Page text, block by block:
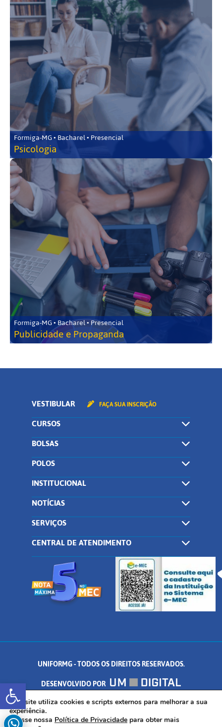
Abrir a barra de ferramentas
Formiga-MG • Bacharel • Presencial
Psicologia
Formiga-MG • Bacharel • Presencial
Publicidade e Propaganda
VESTIBULAR FAÇA SUA INSCRIÇÃO
CURSOS
BOLSAS
POLOS
INSTITUCIONAL
NOTÍCIAS
SERVIÇOS
CENTRAL DE ATENDIMENTO
UNIFORMG - TODOS OS DIREITOS RESERVADOS.
DESENVOLVIDO POR
AV. DR. ARNALDO DE SENNA, 328 - PALMEIRAS, FORMIGA/MG - CEP:
35.574.530
Este site utiliza cookies e scripts externos para melhorar a sua
experiência.
Acesse nossa Política de Privacidade para obter mais